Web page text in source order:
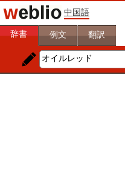
中国語
辞書 例文 翻訳